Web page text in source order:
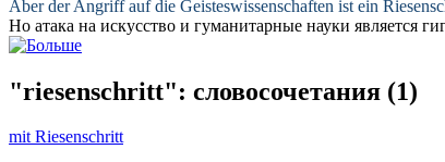
Aber der Angriff auf die Geisteswissenschaften ist ein
Но атака на искусство и гуманитарные науки является
"riesenschritt": словосочетания (1)
mit Riesenschritt